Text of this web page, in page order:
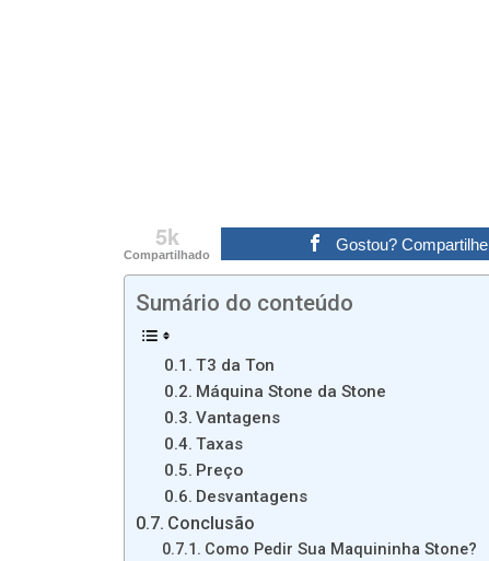
5k
Compartilhado
Gostou? Compartilhe
Sumário do conteúdo
T3 da Ton
Máquina Stone da Stone
Vantagens
Taxas
Preço
Desvantagens
Conclusão
Como Pedir Sua Maquininha Stone?